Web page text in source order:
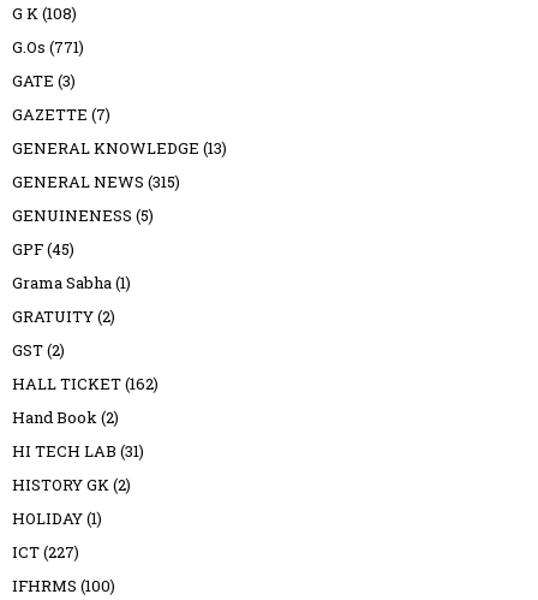
G K(108)
G.Os (771)
GATE (3)
GAZETTE (7)
GENERAL KNOWLEDGE (13)
GENERAL NEWS (315)
GENUINENESS (5)
GPF(45)
Grama Sabha(1)
GRATUITY(2)
GST(2)
HALL TICKET(162)
Hand Book(2)
HI TECH LAB (31)
HISTORY GK(2)
HOLIDAY(1)
ICT(227)
IFHRMS (100)